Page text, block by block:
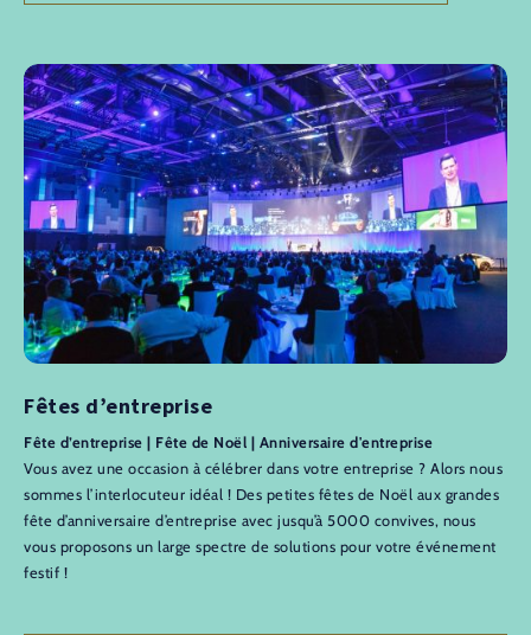
Fêtes d’entreprise
Fête d’entreprise | Fête de Noël | Anniversaire d'entreprise
Vous avez une occasion à célébrer dans votre entreprise ? Alors nous
sommes l’interlocuteur idéal ! Des petites fêtes de Noël aux grandes
fête d’anniversaire d’entreprise avec jusqu’à 5000 convives, nous
vous proposons un large spectre de solutions pour votre événement
festif !